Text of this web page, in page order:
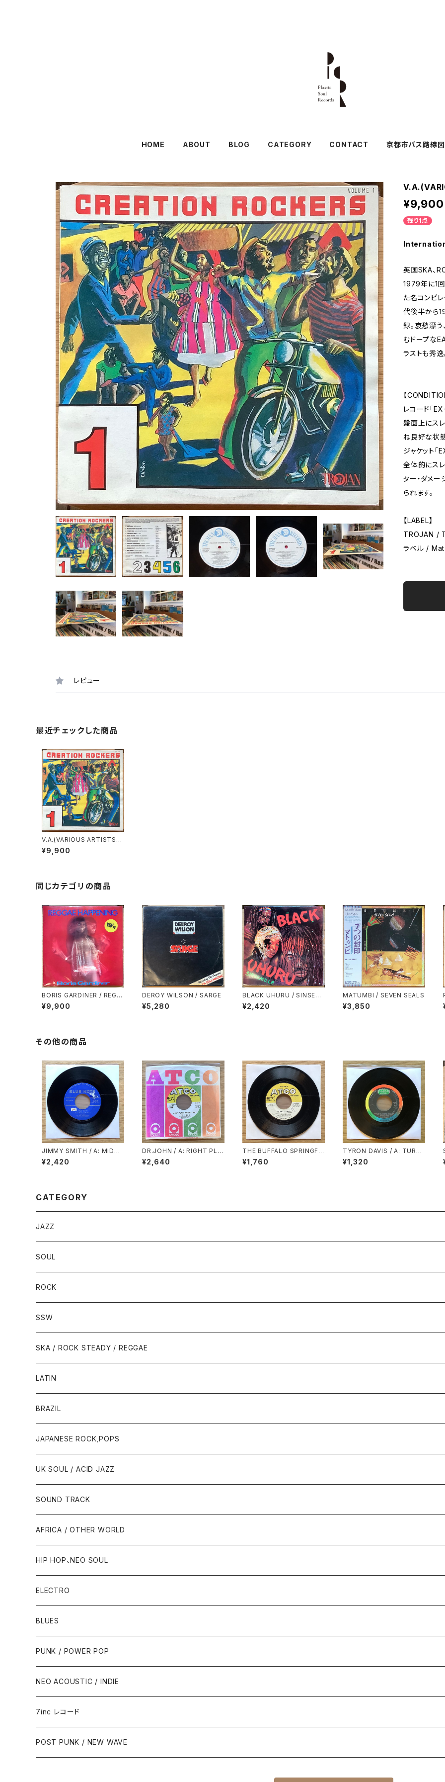
HOME ABOUT BLOG CATEGORY CONTACT 京都市バス路線図
¥9,900
残り1点
英国SKA、
1979年に1回
た名コンピ
代後半から
録。哀愁漂
むドープな
ラストも秀逸
【
レコード「EX
盤面上にス
ね良好な状
ジャケット「
全体的にス
ター・ダメ
られます。
【LABEL】
TROJAN /
ラベル /
レビュー
最近チェックした商品
V.A.(VARIOUS ARTISTS) /
CREATION ROCKERS 1
¥9,900
同じカテゴリの商品
BORIS GARDINER / REGG
AE HAPPENING
¥9,900
DEROY WILSON / SARGE
¥5,280
BLACK UHURU / SINSEMI
LLA
¥2,420
MATUMBI / SEVEN SEALS
¥3,850
その他の商品
JIMMY SMITH / A: MIDNI
GHT SPECIAL PART.1 / B:
MIDNIGHT SPECIAL PAR
¥2,420
DR.JOHN / A: RIGHT PLA
CE WRONG TIME / B: I BE
EN HOODOOD
¥2,640
THE BUFFALO SPRINGFIE
LD / A: FOR WHAT IT’S W
ORTH / B: DO I HAVE TO
¥1,760
TYRON DAVIS / A: TURN
BACK THE HANDS OF TI
ME / B: I KEEP COMING B
¥1,320
CATEGORY
JAZZ
SOUL
ROCK
SSW
SKA / ROCK STEADY / REGGAE
LATIN
BRAZIL
JAPANESE ROCK,POPS
UK SOUL / ACID JAZZ
SOUND TRACK
AFRICA / OTHER WORLD
HIP HOP、NEO SOUL
ELECTRO
BLUES
PUNK / POWER POP
NEO ACOUSTIC / INDIE
7inc レコード
PUNK / 2TONE
POST PUNK / NEW WAVE